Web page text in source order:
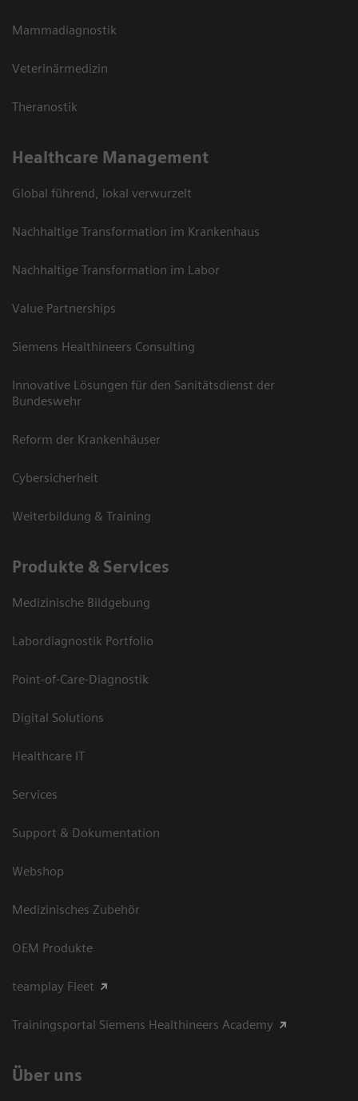
Mammadiagnostik
Veterinärmedizin
Theranostik
Healthcare Management
Global führend, lokal verwurzelt
Nachhaltige Transformation im Krankenhaus
Nachhaltige Transformation im Labor
Value Partnerships
Siemens Healthineers Consulting
Innovative Lösungen für den Sanitätsdienst der
Bundeswehr
Reform der Krankenhäuser
Cybersicherheit
Weiterbildung & Training
Produkte & Services
Medizinische Bildgebung
Labordiagnostik Portfolio
Point-of-Care-Diagnostik
Digital Solutions
Healthcare IT
Services
Support & Dokumentation
Webshop
Medizinisches Zubehör
OEM Produkte
teamplay Fleet
Trainingsportal Siemens Healthineers Academy
Über uns